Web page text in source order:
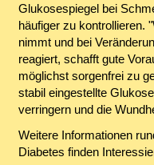
Glukosespiegel bei
häufiger zu kontrollieren.
nimmt und bei
reagiert, schafft gute
möglichst sorgenfrei zu
stabil eingestellte
verringern und die
Weitere Informationen
Diabetes finden